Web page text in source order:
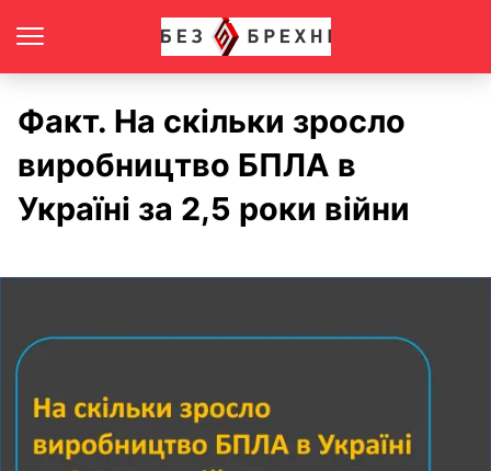
Факт. На скільки зросло
виробництво БПЛА в
Україні за 2,5 роки війни